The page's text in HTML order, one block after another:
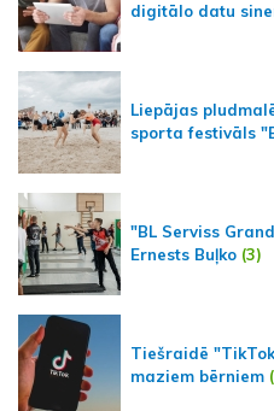
digitālo datu
Liepājas
sporta festivāls
"BL Serviss
Ernests Buļko (3)
Tiešraidē
maziem bērniem